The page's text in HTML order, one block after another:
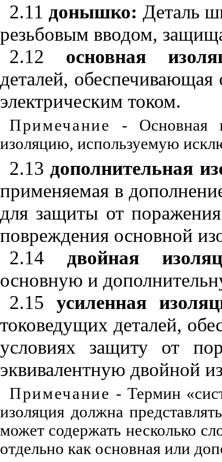
2.11донышко: Деталь
резьбовым вводом,
2.12 основная
деталей,
электрическим током.
Примечание - Основная
изоляцию, используемую
2.13дополнительная
применяемая в
для защиты от
повреждения основной
2.14двойная
основную и
2.15усиленная
токоведущих деталей,
условиях защиту от
эквивалентную двойной
Примечание - Термин
изоляция должна
может содержать несколько
отдельно как основная или